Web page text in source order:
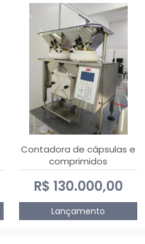
Contadora de cápsulas e
comprimidos
PHARMACOUNT - 2-2R3
R$ 130.000,00
Lançamento